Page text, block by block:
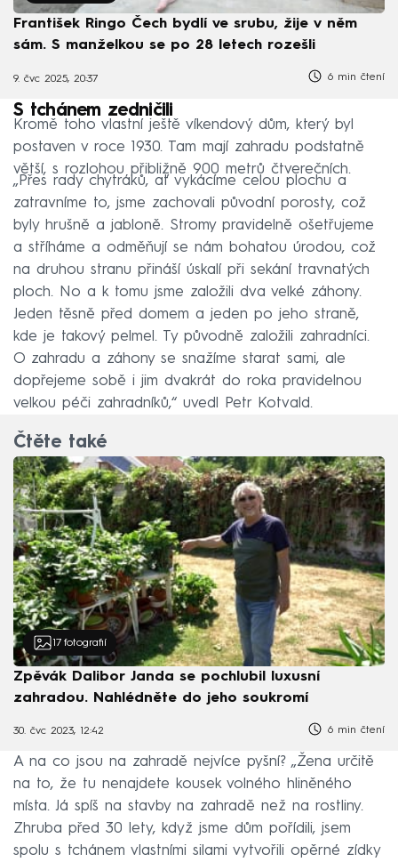
František Ringo Čech bydlí ve srubu, žije v něm
sám. S manželkou se po 28 letech rozešli
9. čvc 2025, 20:37 6 min čtení
S tchánem zedničili
Kromě toho vlastní ještě víkendový dům, který byl
postaven v roce 1930. Tam mají zahradu podstatně
větší, s rozlohou přibližně 900 metrů čtverečních.
„Přes rady chytráků, ať vykácíme celou plochu a
zatravníme to, jsme zachovali původní porosty, což
byly hrušně a jabloně. Stromy pravidelně ošetřujeme
a stříháme a odměňují se nám bohatou úrodou, což
na druhou stranu přináší úskalí při sekání travnatých
ploch. No a k tomu jsme založili dva velké záhony.
Jeden těsně před domem a jeden po jeho straně,
kde je takový pelmel. Ty původně založili zahradníci.
O zahradu a záhony se snažíme starat sami, ale
dopřejeme sobě i jim dvakrát do roka pravidelnou
velkou péči zahradníků,“ uvedl Petr Kotvald.
Čtěte také
17 fotografií
Zpěvák Dalibor Janda se pochlubil luxusní
zahradou. Nahlédněte do jeho soukromí
30. čvc 2023, 12:42 6 min čtení
A na co jsou na zahradě nejvíce pyšní? „Žena určitě
na to, že tu nenajdete kousek volného hliněného
místa. Já spíš na stavby na zahradě než na rostliny.
Zhruba před 30 lety, když jsme dům pořídili, jsem
spolu s tchánem vlastními silami vytvořili opěrné zídky